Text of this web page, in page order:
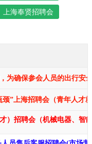
上海奉贤招聘会
为确保参会人员的出行安
颈​​​”上海招聘会（青年人才
）招聘会（机械电器、智